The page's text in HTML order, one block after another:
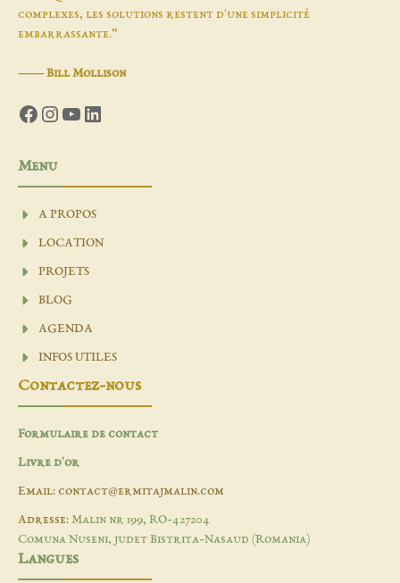
complexes, les solutions restent d'une simplicité
embarrassante.”
―Bill Mollison
Facebook
Instagram
YouTube
LinkedIn
Menu
A PROPOS
LOCATION
PROJETS
BLOG
AGENDA
INFOS UTILES
Contactez-nous
Formulaire de contact
Livre d'or
Email: contact@ermitajmalin.com
Adresse: Malin nr 199, RO-427204
Comuna Nuseni, judet Bistrita-Nasaud (Romania)
Langues